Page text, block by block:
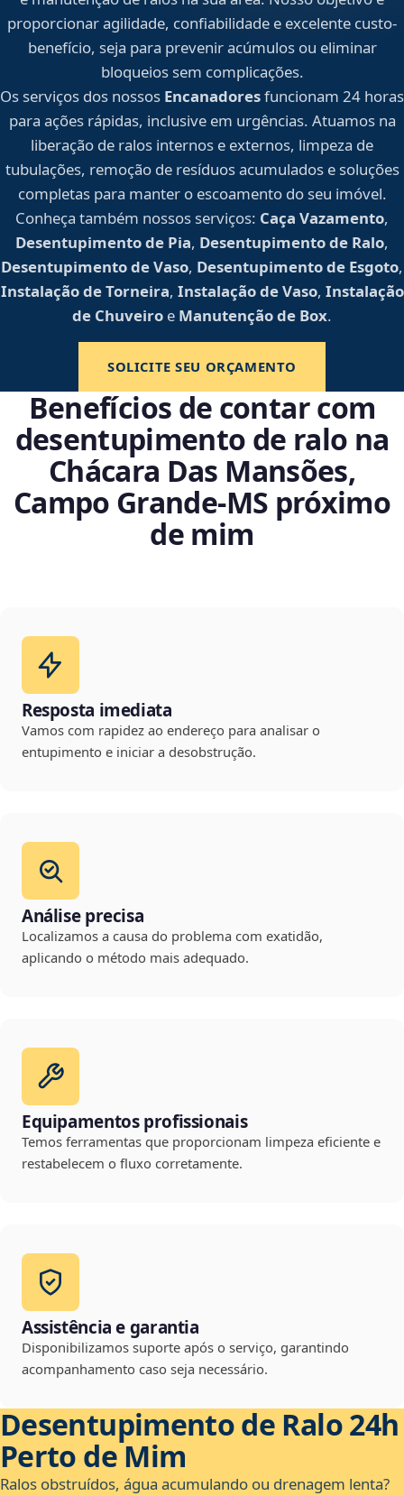
proporcionar agilidade, confiabilidade e excelente custo-
benefício, seja para prevenir acúmulos ou eliminar
bloqueios sem complicações.
Os serviços dos nossos Encanadoresfuncionam 24 horas
para ações rápidas, inclusive em urgências. Atuamos na
liberação de ralos internos e externos, limpeza de
tubulações, remoção de resíduos acumulados e soluções
completas para manter o escoamento do seu imóvel.
Conheça também nossos serviços: Caça Vazamento,
Desentupimento de Pia, Desentupimento de Ralo,
Desentupimento de Vaso, Desentupimento de Esgoto,
Instalação de Torneira, Instalação de Vaso, Instalação
de Chuveiro e Manutenção de Box.
SOLICITE SEU ORÇAMENTO
Benefícios de contar com
desentupimento de ralo na
Chácara Das Mansões,
Campo Grande‑MS próximo
de mim
Resposta imediata
Vamos com rapidez ao endereço para analisar o
entupimento e iniciar a desobstrução.
Análise precisa
Localizamos a causa do problema com exatidão,
aplicando o método mais adequado.
Equipamentos profissionais
Temos ferramentas que proporcionam limpeza eficiente e
restabelecem o fluxo corretamente.
Assistência e garantia
Disponibilizamos suporte após o serviço, garantindo
acompanhamento caso seja necessário.
Desentupimento de Ralo 24h
Perto de Mim
Ralos obstruídos, água acumulando ou drenagem lenta?